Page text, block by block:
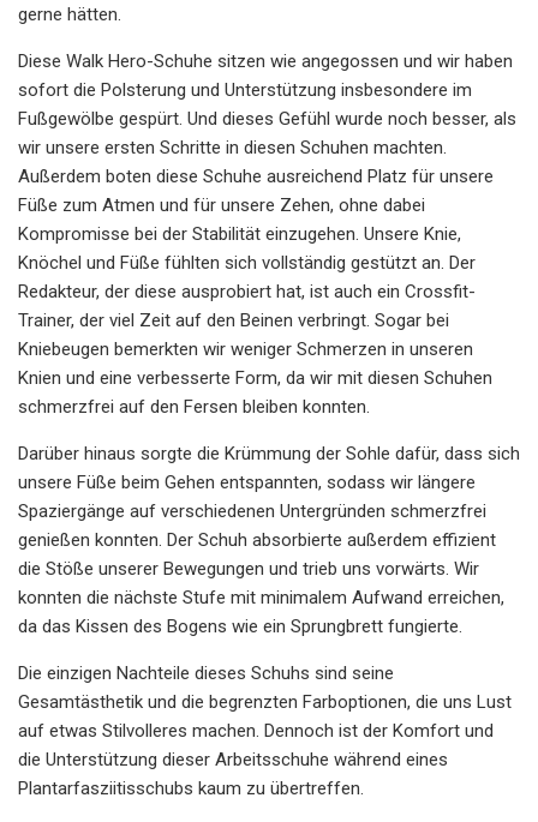
gerne hätten.
Diese Walk Hero-Schuhe sitzen wie angegossen und wir haben
sofort die Polsterung und Unterstützung insbesondere im
Fußgewölbe gespürt. Und dieses Gefühl wurde noch besser, als
wir unsere ersten Schritte in diesen Schuhen machten.
Außerdem boten diese Schuhe ausreichend Platz für unsere
Füße zum Atmen und für unsere Zehen, ohne dabei
Kompromisse bei der Stabilität einzugehen. Unsere Knie,
Knöchel und Füße fühlten sich vollständig gestützt an. Der
Redakteur, der diese ausprobiert hat, ist auch ein Crossfit-
Trainer, der viel Zeit auf den Beinen verbringt. Sogar bei
Kniebeugen bemerkten wir weniger Schmerzen in unseren
Knien und eine verbesserte Form, da wir mit diesen Schuhen
schmerzfrei auf den Fersen bleiben konnten.
Darüber hinaus sorgte die Krümmung der Sohle dafür, dass sich
unsere Füße beim Gehen entspannten, sodass wir längere
Spaziergänge auf verschiedenen Untergründen schmerzfrei
genießen konnten. Der Schuh absorbierte außerdem effizient
die Stöße unserer Bewegungen und trieb uns vorwärts. Wir
konnten die nächste Stufe mit minimalem Aufwand erreichen,
da das Kissen des Bogens wie ein Sprungbrett fungierte.
Die einzigen Nachteile dieses Schuhs sind seine
Gesamtästhetik und die begrenzten Farboptionen, die uns Lust
auf etwas Stilvolleres machen. Dennoch ist der Komfort und
die Unterstützung dieser Arbeitsschuhe während eines
Plantarfasziitisschubs kaum zu übertreffen.